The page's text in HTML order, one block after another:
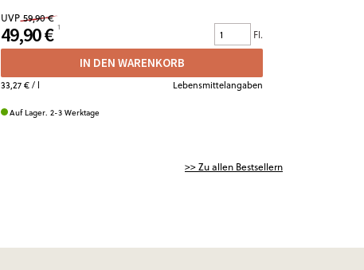
UVP 59,90 €
49,90 € Fl.
IN DEN WARENKORB
33,27 €/ l Lebensmittelangaben
Auf Lager. 2-3 Werktage
>> Zu allen Bestsellern